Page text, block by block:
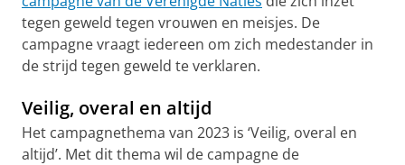
tegen geweld tegen vrouwen en meisjes. De
campagne vraagt iedereen om zich medestander in
de strijd tegen geweld te verklaren.
Veilig, overal en altijd
Het campagnethema van 2023 is ‘Veilig, overal en
altijd’. Met dit thema wil de campagne de